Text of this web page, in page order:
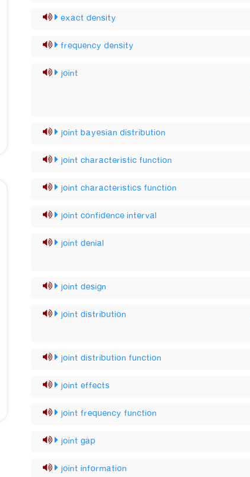
exact density
frequency density
joint
joint bayesian distribution
joint characteristic function
joint characteristics function
joint confidence interval
joint denial
joint design
joint distribution
joint distribution function
joint effects
joint frequency function
joint gap
joint information